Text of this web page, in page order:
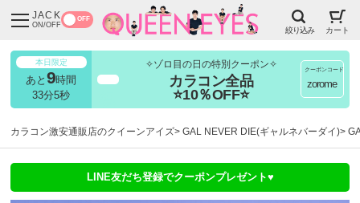
JACK
ON/OFF
OFF
絞り込み カート
本日限定
あと9時間
33分3秒
✧ゾロ目の日の特別クーポン✧
カラコン全品
⭐10％OFF⭐
クーポンコード
zorome
カラコン激安通販店のクイーンアイズ GAL NEVER DIE(ギャルネバーダイ)
LINE友だち登録でクーポンプレゼント♥